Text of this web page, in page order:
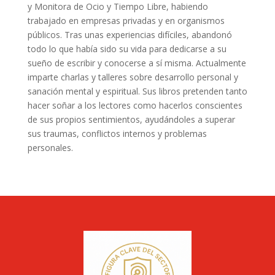
y Monitora de Ocio y Tiempo Libre, habiendo
trabajado en empresas privadas y en organismos
públicos. Tras unas experiencias difíciles, abandonó
todo lo que había sido su vida para dedicarse a su
sueño de escribir y conocerse a sí misma. Actualmente
imparte charlas y talleres sobre desarrollo personal y
sanación mental y espiritual. Sus libros pretenden tanto
hacer soñar a los lectores como hacerlos conscientes
de sus propios sentimientos, ayudándoles a superar
sus traumas, conflictos internos y problemas
personales.